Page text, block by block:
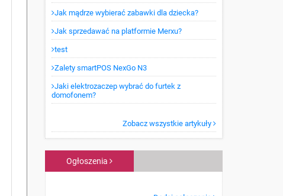
Jak mądrze wybierać zabawki dla dziecka?
Jak sprzedawać na platformie Merxu?
test
Zalety smartPOS NexGo N3
Jaki elektrozaczep wybrać do furtek z
domofonem?
Zobacz wszystkie artykuły
Ogłoszenia